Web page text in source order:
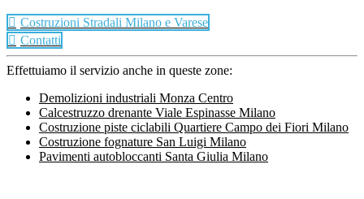
Costruzioni Stradali Milano e Varese
Contatti
Effettuiamo il servizio anche in queste zone:
Demolizioni industriali Monza Centro
Calcestruzzo drenante Viale Espinasse Milano
Costruzione piste ciclabili Quartiere Campo dei Fiori Milano
Costruzione fognature San Luigi Milano
Pavimenti autobloccanti Santa Giulia Milano